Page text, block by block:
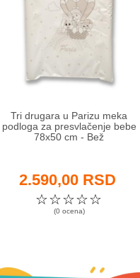
Tri drugara u Parizu meka
podloga za presvlačenje bebe
78x50 cm - Bež
2.590,00 RSD
☆
☆
☆
☆
☆
(0 ocena)